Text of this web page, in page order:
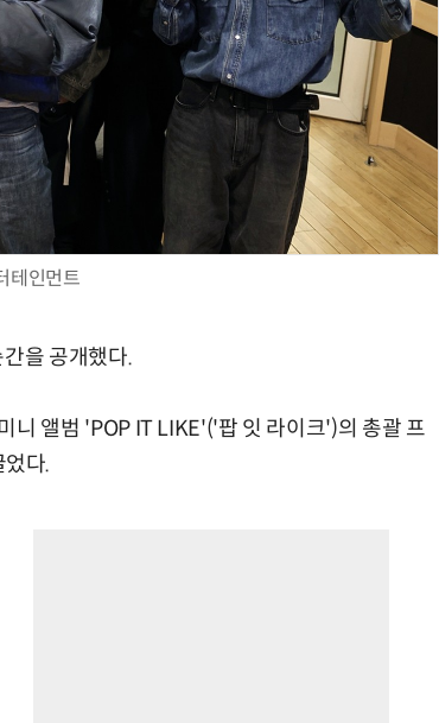
테인먼트
을 공개했다.
니 앨범 'POP IT LIKE'('팝 잇 라이크')의 총괄 프
다.